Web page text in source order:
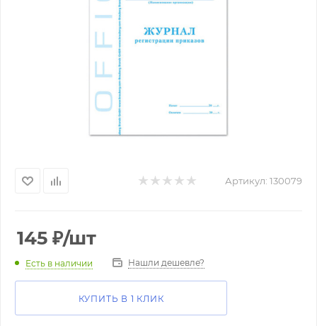
Артикул: 130079
145 ₽/шт
Есть в наличии Нашли дешевле?
КУПИТЬ В 1 КЛИК